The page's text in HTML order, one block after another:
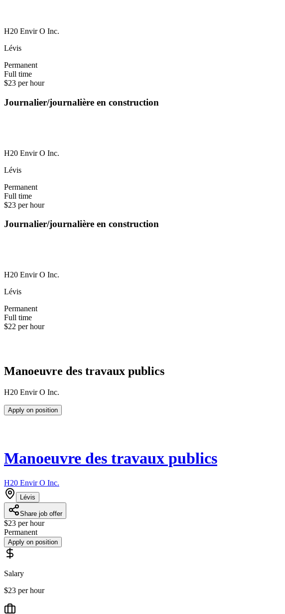
H20 Envir O Inc.
Lévis
Permanent
Full time
$23 per hour
Journalier/journalière en construction
H20 Envir O Inc.
Lévis
Permanent
Full time
$23 per hour
Journalier/journalière en construction
H20 Envir O Inc.
Lévis
Permanent
Full time
$22 per hour
Manoeuvre des travaux publics
H20 Envir O Inc.
Apply on position
Manoeuvre des travaux publics
H20 Envir O Inc.
Lévis
Share job offer
$23 per hour
Permanent
Apply on position
Salary
$23 per hour